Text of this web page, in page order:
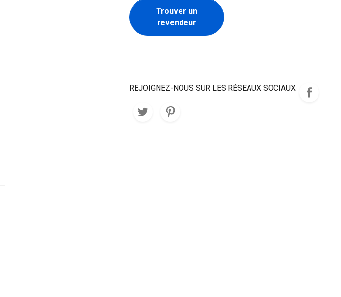
Trouver un
revendeur
REJOIGNEZ-NOUS SUR LES RÉSEAUX SOCIAUX